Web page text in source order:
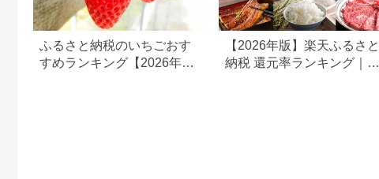
ふるさと納税のいちごおす
すめランキング【2026年】
【2026年版】楽天ふるさと
納税 還元率ランキング｜高